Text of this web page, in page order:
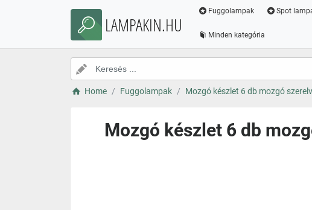
LAMPAKIN.HU
Fuggolampak Spot
Minden kategória
Home Fuggolampak Mozgó készlet 6 db mozgó
Mozgó készlet 6 db